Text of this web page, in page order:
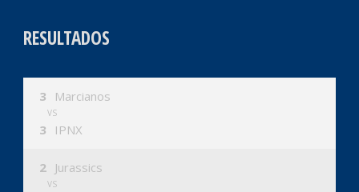
RESULTADOS
Marcianos
3
VS
3 IPNX
Jurassics
2
VS